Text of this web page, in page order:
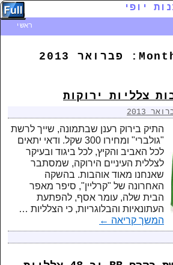
יופי
ראשי
פברואר 2013
צלליות ירוקות
התיק בירוק רענן שבתמונה, שייך לרשת
"גולברי" ומחירו 300 שקל. ודאי יתאים
לכל האביב והקיץ, לכל ביגוד ובעיקר
לצללית העיניים הירוקה, שמסתבר
שאנחנו מאוד אוהבות. בהשקה
האחרונה של "קרליין", סיפר מאפר
הבית שלה, עומר אסף, להפתעת
העתונאיות והבלוגריות, כי הצלליות …
המשך קריאה ←